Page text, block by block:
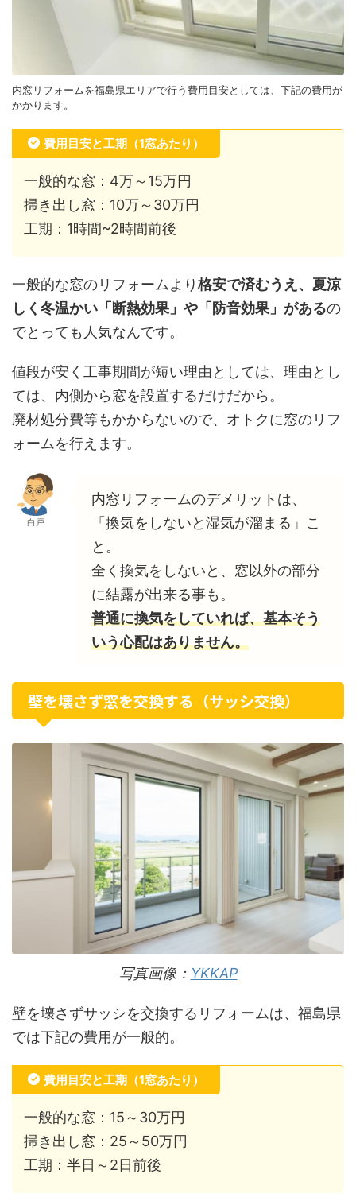
内窓リフォームを福島県エリアで行う費用目安としては、下記の費用が
かかります。
費用目安と工期（1窓あたり）
一般的な窓：4万～15万円
掃き出し窓：10万～30万円
工期：1時間~2時間前後
一般的な窓のリフォームより格安で済むうえ、夏涼
しく冬温かい「断熱効果」や「防音効果」があるの
でとっても人気なんです。
値段が安く工事期間が短い理由としては、理由とし
ては、内側から窓を設置するだけだから。
廃材処分費等もかからないので、オトクに窓のリフ
ォームを行えます。
白戸
内窓リフォームのデメリットは、
「換気をしないと湿気が溜まる」こ
と。
全く換気をしないと、窓以外の部分
に結露が出来る事も。
普通に換気をしていれば、基本そう
いう心配はありません。
壁を壊さず窓を交換する（サッシ交換）
写真画像： YKKAP
壁を壊さずサッシを交換するリフォームは、福島県
では下記の費用が一般的。
費用目安と工期（1窓あたり）
一般的な窓：15～30万円
掃き出し窓：25～50万円
工期：半日～2日前後